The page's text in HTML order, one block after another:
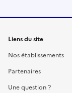
Liens du site
Nos établissements
Partenaires
Une question ?